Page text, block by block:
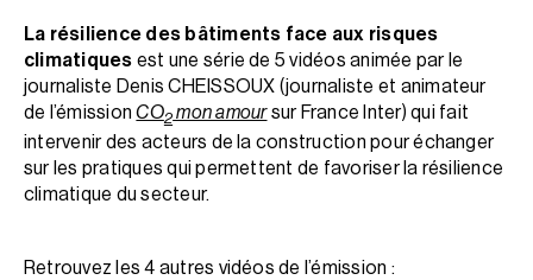
La résilience des bâtiments face aux risques
climatiques est une série de 5 vidéos animée par le
journaliste Denis CHEISSOUX (journaliste et animateur
de l’émissionCO2 mon amoursur France Inter) qui fait
intervenir des acteurs de la construction pour échanger
sur les pratiques qui permettent de favoriser la résilience
climatique du secteur.
Retrouvez les 4 autres vidéos de l’émission :